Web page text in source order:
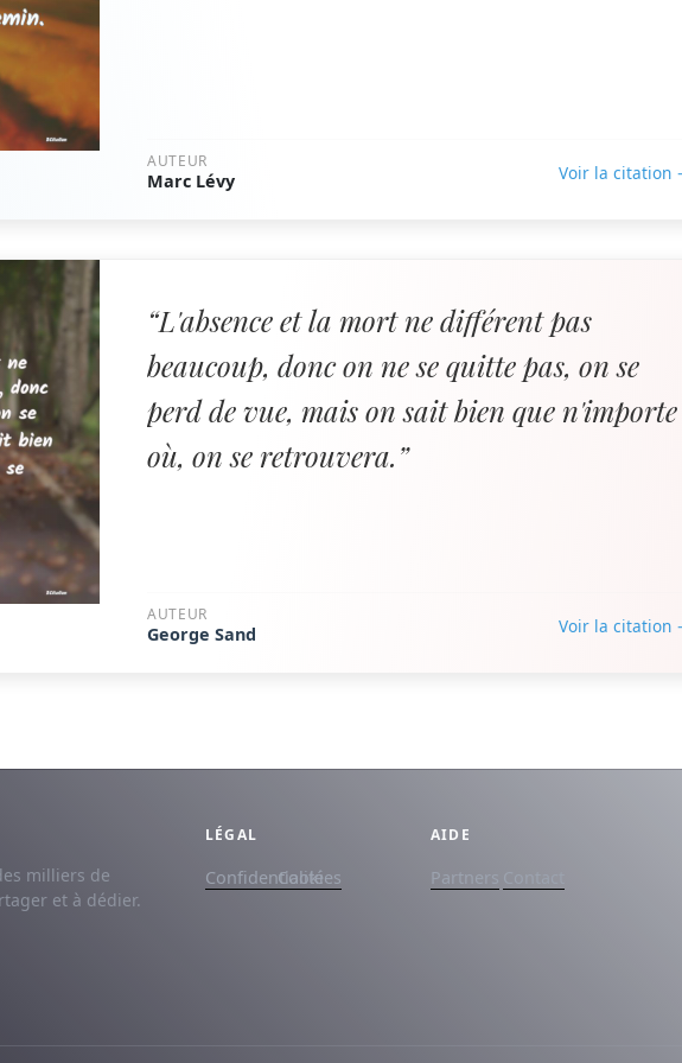
AUTEUR
Marc Lévy Voir la citation
“L'absence et la mort ne différent pas
beaucoup, donc on ne se quitte pas, on se
perd de vue, mais on sait bien que n'importe
où, on se retrouvera.”
AUTEUR
George Sand Voir la citation
milliers de
et à dédier.
LÉGAL
Confidentialité
Cookies
AIDE
Partners